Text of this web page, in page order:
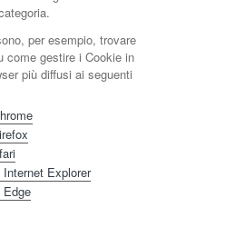
per esempio, trovare
come gestire i Cookie in
più diffusi ai seguenti
Explorer